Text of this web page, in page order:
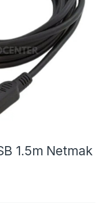
1.5m Netmak